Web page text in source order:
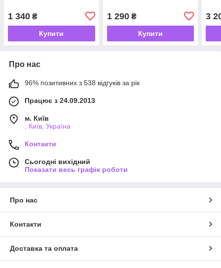
1 340 ₴
Купити
1 290₴
Купити
3
Про нас
96% позитивних з 538 відгуків за рік
Працює з 24.09.2013
м. Київ
, Київ, Україна
Контакти
Сьогодні вихідний
Показати весь графік роботи
Про нас
Контакти
Доставка та оплата